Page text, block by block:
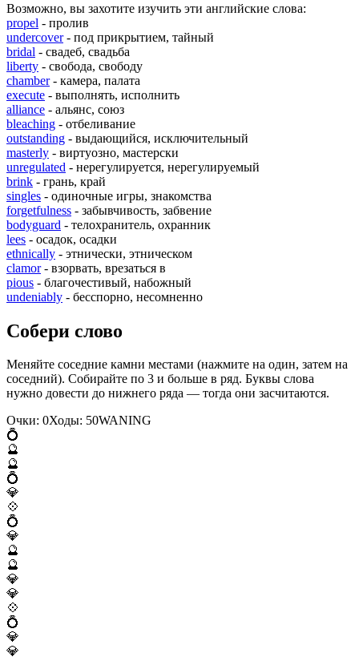
Возможно, вы захотите изучить эти английские слова:
propel - пролив
undercover- под прикрытием, тайный
bridal - свадеб, свадьба
liberty - свобода, свободу
chamber- камера, палата
execute - выполнять, исполнить
alliance - альянс, союз
bleaching - отбеливание
outstanding - выдающийся, исключительный
masterly - виртуозно, мастерски
unregulated - нерегулируется, нерегулируемый
brink - грань, край
singles - одиночные игры, знакомства
forgetfulness - забывчивость, забвение
bodyguard - телохранитель, охранник
lees - осадок, осадки
ethnically - этнически, этническом
clamor- взорвать, врезаться в
pious - благочестивый, набожный
undeniably - бесспорно, несомненно
Собери слово
Меняйте соседние камни местами (нажмите на один, затем на
соседний). Собирайте по 3 и больше в ряд. Буквы слова
нужно довести до нижнего ряда — тогда они засчитаются.
Очки: 0Ходы: 50WANING
💍
🔮
🔮
💍
💎
💠
💍
💎
🔮
🔮
💎
💎
💠
💍
💎
💎